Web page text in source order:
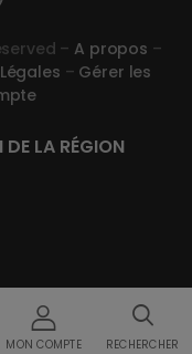
– A propos –
– Gérer les
DE LA RÉGION
MON COMPTE RECHERCHER